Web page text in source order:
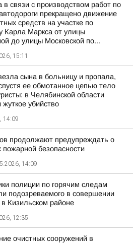
в связи с производством работ по
прекращено движение
средств на участке по
Карла Маркса от улицы
до улицы Московской по...
15:11
сына в больницу и пропала,
ее обмотанное цепью тело
в Челябинской области
жуткое убийство
14:09
продолжают предупреждать о
пожарной безопасности
14:09
полиции по горячим следам
подозреваемого в совершении
в Кизильском районе
12:35
очистных сооружений в